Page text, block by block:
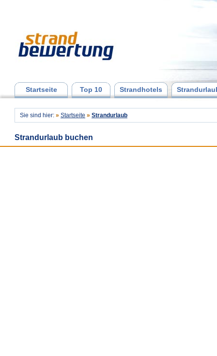
Startseite Top 10 Strandhotels
Sie sind hier: » Startseite » Strandurlaub
Strandurlaub buchen